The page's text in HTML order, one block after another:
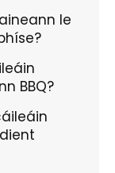
le
BBQ?